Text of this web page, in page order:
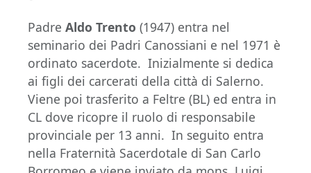
Padre Aldo Trento (1947) entra nel
seminario dei Padri Canossiani e nel 1971 è
ordinato sacerdote. Inizialmente si dedica
ai figli dei carcerati della città di Salerno.
Viene poi trasferito a Feltre (BL) ed entra in
CL dove ricopre il ruolo di responsabile
provinciale per 13 anni. In seguito entra
nella Fraternità Sacerdotale di San Carlo